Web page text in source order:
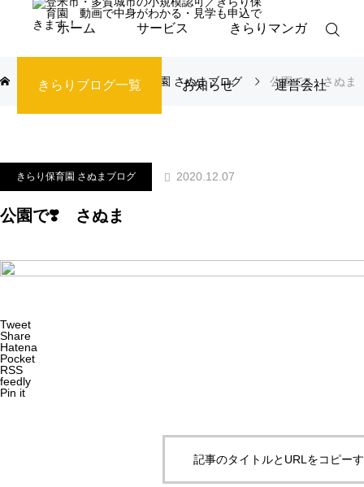
ホーム サービス きらりマンガ
きらりブログ一覧 お知らせ 運営会社
ブログ きらり保育園 さぬまブログ 公園で❣️ さぬま
きらり保育園 さぬまブログ 2020.12.07
公園で❣️ さぬま
Tweet
Share
Hatena
Pocket
RSS
feedly
Pin it
記事のタイトルとURLをコピー